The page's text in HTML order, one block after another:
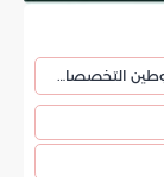
مسرعة مهارات العلوم الاكتوارية: رؤية استراتيجية لتوطين التخصصات الدقيقة